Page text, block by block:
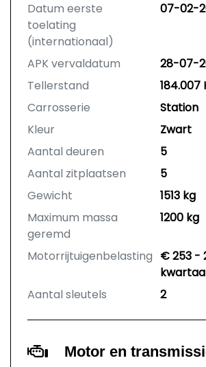
Datum eerste
toelating
(internationaal)
07-02-
APK vervaldatum
28-07-
Tellerstand
184.007
Carrosserie
Station
Kleur
Zwart
Aantal deuren
5
Aantal zitplaatsen
5
Gewicht
1513 kg
Maximum massa
geremd
1200 kg
Motorrijtuigenbelasting € 253 -
Aantal sleutels
2
Motor en